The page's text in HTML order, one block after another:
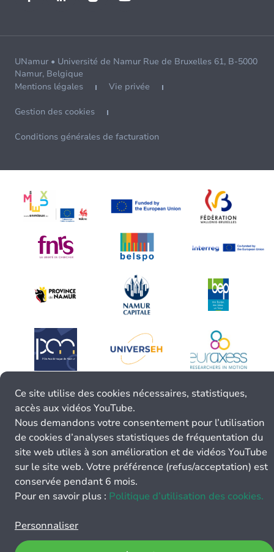
UNamur • Université de Namur Rue de Bruxelles 61, B-5000
Namur, Belgique
Mentions légales
Vie privée
Gestion des cookies
Conditions générales de facturation
Ce site utilise des cookies nécessaires, statistiques,
accès aux vidéos YouTube.
Nous demandons votre consentement pour l’utilisation
de cookies d’analyses statistiques de fréquentation du
site web utiles à son amélioration et de vidéos YouTube
sur le site web. Votre préférence (refus/acceptation) est
conservée pendant 6 mois.
Pour en savoir plus : Politique d’utilisation des cookies.
Personnaliser